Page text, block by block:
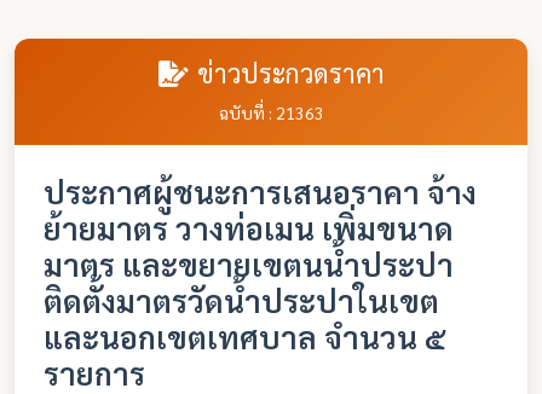
ข่าวประกวดราคา
ฉบับที่ : 21363
ประกาศผู้ชนะการเสนอราคา จ้าง
ย้ายมาตร วางท่อเมน เพิ่มขนาด
มาตร และขยายเขตนน้ำประปา
ติดตั้งมาตรวัดน้ำประปาในเขต
และนอกเขตเทศบาล จำนวน ๕
รายการ